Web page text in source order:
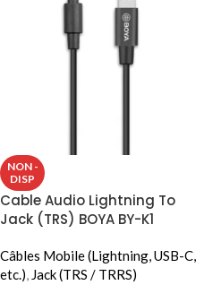
NON -
DISP
Cable Audio Lightning To
Jack (TRS) BOYA BY-K1
Câbles Mobile (Lightning, USB-C,
etc.), Jack (TRS / TRRS)